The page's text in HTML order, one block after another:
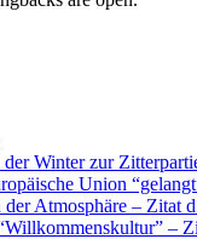
Winter zur
Union
Atmosphäre – Zitat
–